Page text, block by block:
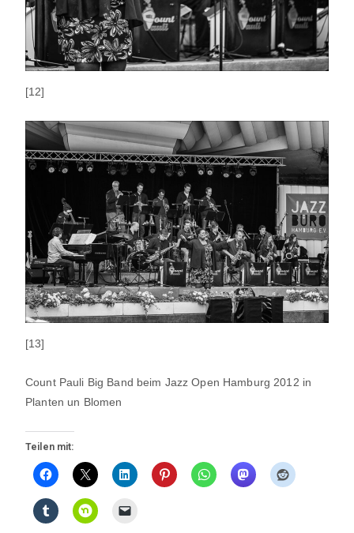
[12]
[13]
Count Pauli Big Band beim Jazz Open Hamburg 2012 in
Planten un Blomen
Teilen mit: